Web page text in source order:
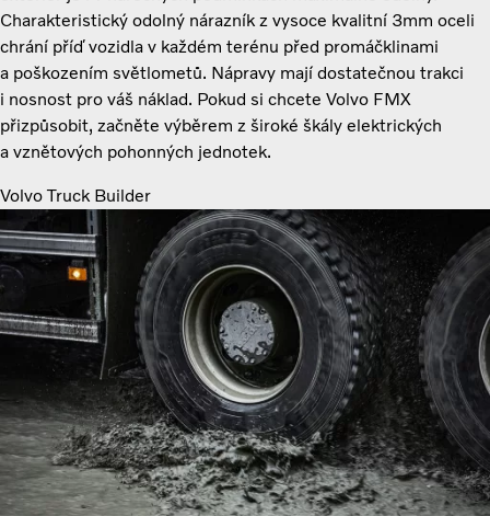
Charakteristický odolný nárazník z vysoce kvalitní 3mm oceli
chrání příď vozidla v každém terénu před promáčklinami
a poškozením světlometů. Nápravy mají dostatečnou trakci
i nosnost pro váš náklad. Pokud si chcete Volvo FMX
přizpůsobit, začněte výběrem z široké škály elektrických
a vznětových pohonných jednotek.
Volvo Truck Builder